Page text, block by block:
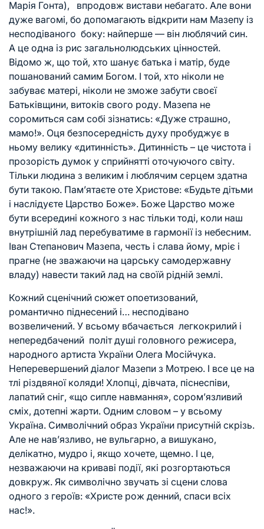
Марія Гонта), впродовж вистави небагато. Але вони
дуже вагомі, бо допомагають відкрити нам Мазепу із
несподіваного боку: найперше — він люблячий син.
А це одна із рис загальнолюдських цінностей.
Відомо ж, що той, хто шанує батька і матір, буде
пошанований самим Богом. І той, хто ніколи не
забуває матері, ніколи не зможе забути своєї
Батьківщини, витоків свого роду. Мазепа не
соромиться сам собі зізнатись: «Дуже страшно,
мамо!». Оця безпосередність духу пробуджує в
ньому велику «дитинність». Дитинність – це чистота і
прозорість думок у сприйнятті оточуючого світу.
Тільки людина з великим і люблячим серцем здатна
бути такою. Пам’ятаєте оте Христове: «Будьте дітьми
і наслідуєте Царство Боже». Боже Царство може
бути всередині кожного з нас тільки тоді, коли наш
внутрішній лад перебуватиме в гармонії із небесним.
Іван Степанович Мазепа, честь і слава йому, мріє і
прагне (не зважаючи на царську самодержавну
владу) навести такий лад на своїй рідній землі.
Кожний сценічний сюжет опоетизований,
романтично піднесений і… несподівано
возвеличений. У всьому вбачається легкокрилий і
непередбачений політ душі головного режисера,
народного артиста України Олега Мосійчука.
Неперевершений діалог Мазепи з Мотрею. І все це на
тлі різдвяної коляди! Хлопці, дівчата, піснеспіви,
лапатий сніг, «що сипле навмання», сором’язливий
сміх, дотепні жарти. Одним словом – у всьому
Україна. Символічний образ України присутній скрізь.
Але не нав’язливо, не вульгарно, а вишукано,
делікатно, мудро і, якщо хочете, щемно. І це,
незважаючи на криваві події, які розгортаються
довкруж. Як символічно звучать зі сцени слова
одного з героїв: «Христе рож денний, спаси всіх
нас!».